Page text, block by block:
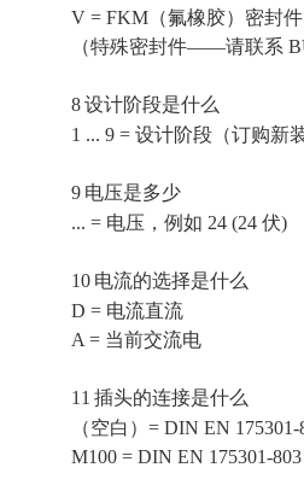
V = FKM（氟橡胶）密封件
（特殊密封件——请联系
8设计阶段是什么
1 ... 9 = 设计阶段（订购新
9 电压是多少
... = 电压，例如 24 (24 伏)
10 电流的选择是什么
D = 电流直流
A = 当前交流电
11 插头的连接是什么
（空白） = DIN EN
M100 = DIN EN 175301-